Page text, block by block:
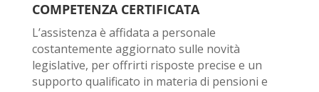
COMPETENZA CERTIFICATA
L’assistenza è affidata a personale
costantemente aggiornato sulle novità
legislative, per offrirti risposte precise e un
supporto qualificato in materia di pensioni e